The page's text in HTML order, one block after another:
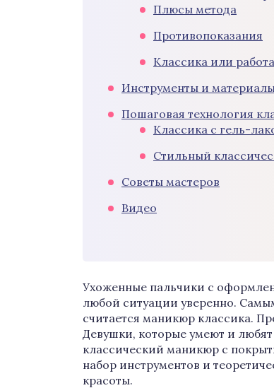
Плюсы метода
Противопоказания
Классика или
Инструменты и
Пошаговая технология
Классика с гель-
Стильный
Советы мастеров
Видео
Ухоженные пальчики с
любой ситуации уверенно.
считается маникюр классика.
Девушки, которые умеют и любят
классический маникюр с
набор инструментов и
красоты.